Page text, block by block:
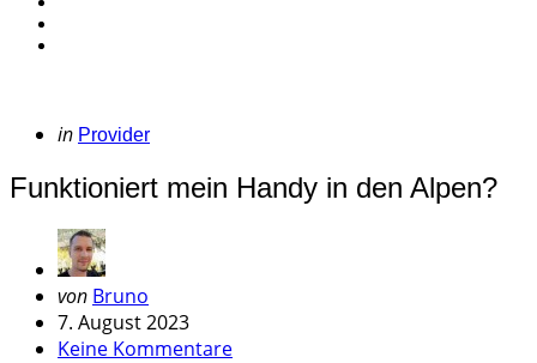
Categories
Posted
in Provider
Funktioniert mein Handy in den Alpen?
Geschrieben
von
von Bruno
7. August 2023
Keine Kommentare